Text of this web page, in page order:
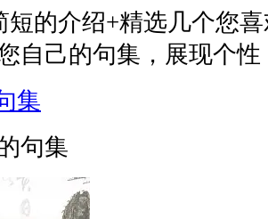
短的介绍+精选几个您
自己的句集，展现个
集
句集